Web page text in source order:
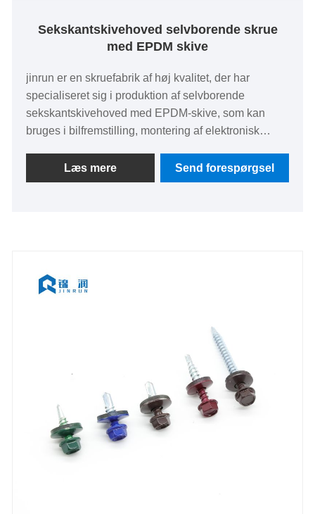
Sekskantskivehoved selvborende skrue
med EPDM skive
jinrun er en skruefabrik af høj kvalitet, der har
specialiseret sig i produktion af selvborende
sekskantskivehoved med EPDM-skive, som kan
bruges i bilfremstilling, montering af elektronisk
Læs mere
Send forespørgsel